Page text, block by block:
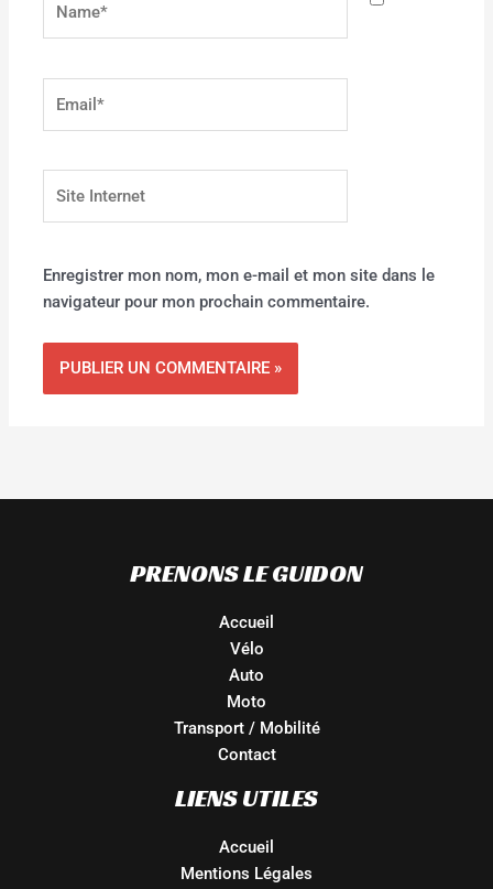
Enregistrer mon nom, mon e-mail et mon site dans le
navigateur pour mon prochain commentaire.
PRENONS LE GUIDON
Accueil
Vélo
Auto
Moto
Transport / Mobilité
Contact
LIENS UTILES
Accueil
Mentions Légales